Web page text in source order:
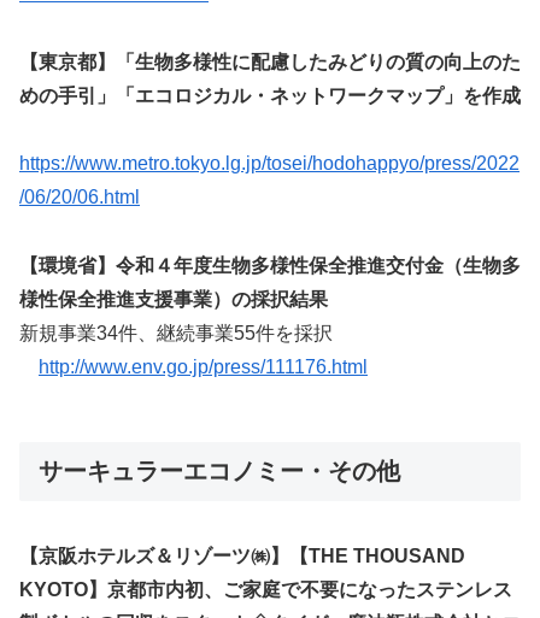
【東京都】「生物多様性に配慮したみどりの質の向上のた
めの手引」「エコロジカル・ネットワークマップ」を作成
https://www.metro.tokyo.lg.jp/tosei/hodohappyo/press/2022
/06/20/06.html
【環境省】令和４年度生物多様性保全推進交付金（生物多
様性保全推進支援事業）の採択結果
新規事業34件、継続事業55件を採択
http://www.env.go.jp/press/111176.html
サーキュラーエコノミー・その他
【京阪ホテルズ＆リゾーツ㈱】【THE THOUSAND
KYOTO】京都市内初、ご家庭で不要になったステンレス